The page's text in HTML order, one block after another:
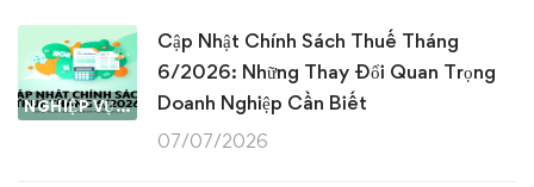
NGHIỆP VỤ KẾ TOÁN & THUẾ
Cập Nhật Chính Sách Thuế Tháng
6/2026: Những Thay Đổi Quan Trọng
Doanh Nghiệp Cần Biết
07/07/2026